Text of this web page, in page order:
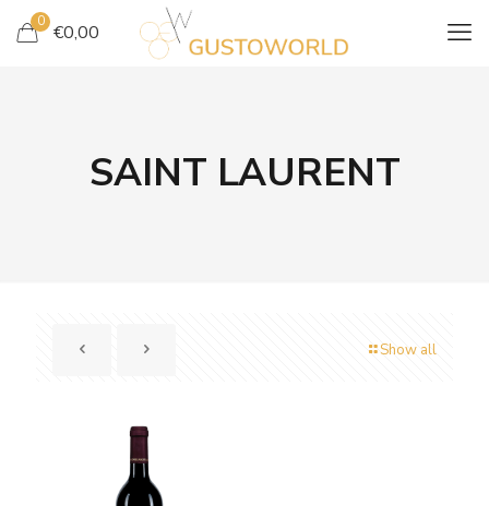
0 €0,00
SAINT LAURENT
Show all